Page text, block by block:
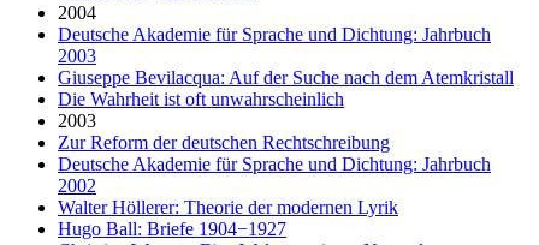
2004
Deutsche Akademie für Sprache und Dichtung: Jahrbuch
2003
Giuseppe Bevilacqua: Auf der Suche nach dem Atemkristall
Die Wahrheit ist oft unwahrscheinlich
2003
Zur Reform der deutschen Rechtschreibung
Deutsche Akademie für Sprache und Dichtung: Jahrbuch
2002
Walter Höllerer: Theorie der modernen Lyrik
Hugo Ball: Briefe 1904−1927